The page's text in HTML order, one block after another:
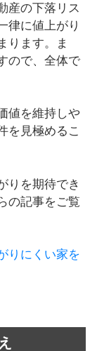
産の下落リス
律に値上がり
ります。ま
ので、全体で
値を維持しや
を見極めるこ
りを期待でき
の記事をご覧
りにくい家を